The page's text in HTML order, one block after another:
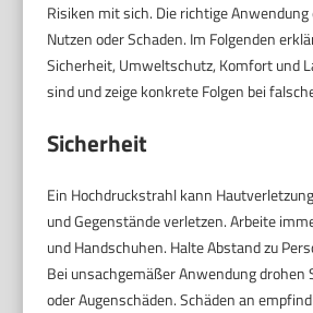
Risiken mit sich. Die richtige
Nutzen oder Schaden. Im Folgenden
Sicherheit, Umweltschutz, Komfort und
sind und zeige konkrete Folgen bei
Sicherheit
Ein Hochdruckstrahl kann
und Gegenstände verletzen. Arbeite
und Handschuhen. Halte Abstand zu
Bei unsachgemäßer Anwendung
oder Augenschäden. Schäden an